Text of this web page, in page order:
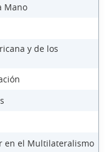
Mano
y de los
en el Multilateralismo